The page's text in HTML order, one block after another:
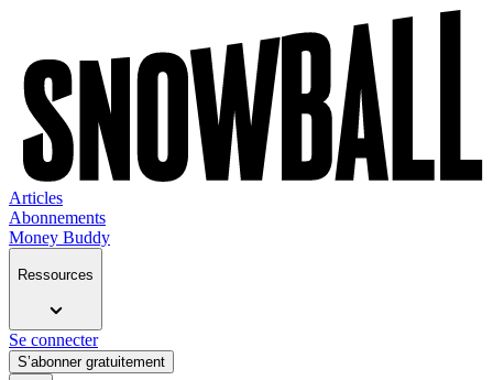
Articles
Abonnements
Money Buddy
Ressources
Se connecter
S’abonner gratuitement